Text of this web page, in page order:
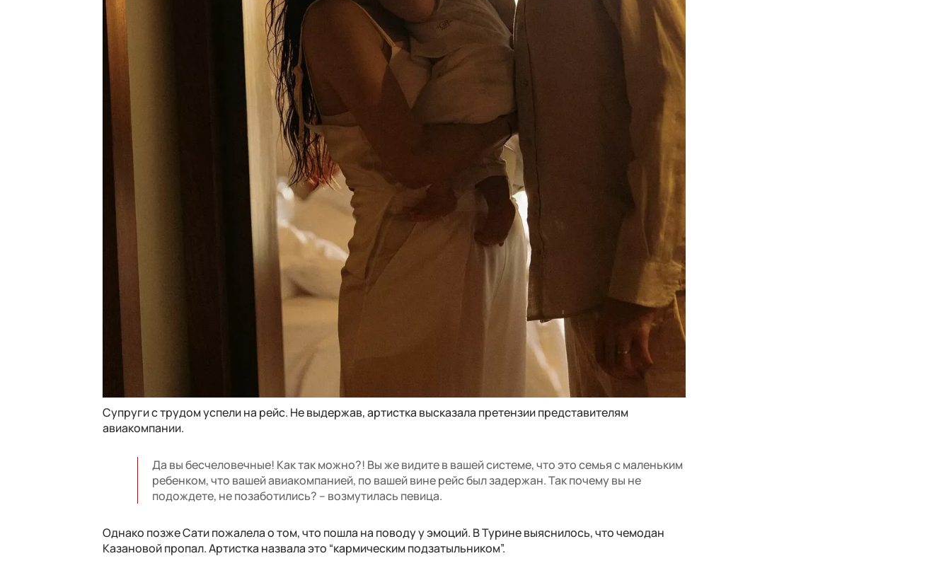
Супруги с трудом успели на рейс. Не выдержав, артистка высказала претензии представителям
авиакомпании.
Да вы бесчеловечные! Как так можно?! Вы же видите в вашей системе, что это семья с маленьким
ребенком, что вашей авиакомпанией, по вашей вине рейс был задержан. Так почему вы не
подождете, не позаботились? – возмутилась певица.
Однако позже Сати пожалела о том, что пошла на поводу у эмоций. В Турине выяснилось, что чемодан
Казановой пропал. Артистка назвала это “кармическим подзатыльником”.